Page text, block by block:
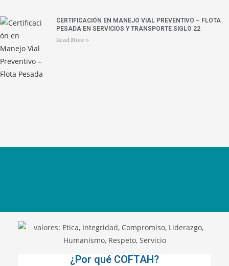
CERTIFICACIÓN EN MANEJO VIAL PREVENTIVO – FLOTA
PESADA EN SERVICIOS Y TRANSPORTE SIGLO 22
Read More »
¿Por qué COFTAH?